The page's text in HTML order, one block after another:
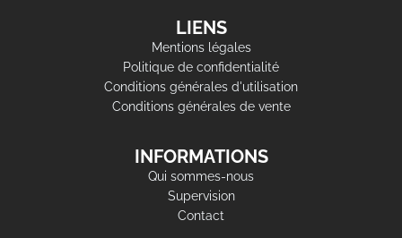
LIENS
Mentions légales
Politique de confidentialité
Conditions générales d'utilisation
Conditions générales de vente
INFORMATIONS
Qui sommes-nous
Supervision
Contact